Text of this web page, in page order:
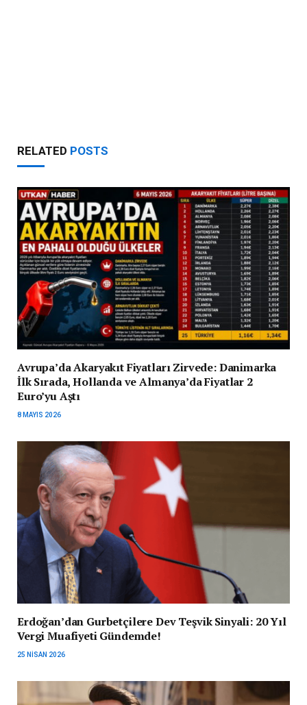
RELATED POSTS
Avrupa’da Akaryakıt Fiyatları Zirvede: Danimarka
İlk Sırada, Hollanda ve Almanya’da Fiyatlar 2
Euro’yu Aştı
8 MAYIS 2026
Erdoğan’dan Gurbetçilere Dev Teşvik Sinyali: 20 Yıl
Vergi Muafiyeti Gündemde!
25 NISAN 2026